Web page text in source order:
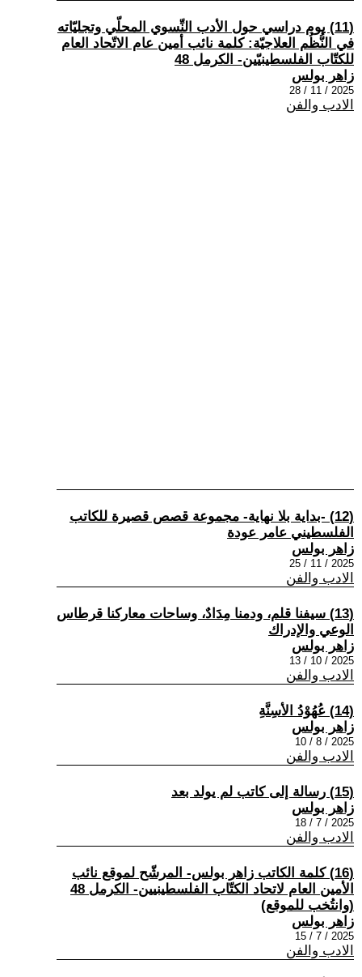
(11) يوم دراسي حول الأدب النِّسوي المحلّي وتجليّاته
في النُّظُم العلاجيّة: كلمة نائب أمين عام الاتّحاد العام
للكتّاب الفلسطينيّين- الكرمل 48
زاهر بولس
2025 / 11 / 28
الادب والفن
(12) -بداية بلا نهاية- مجموعة قصص قصيرة للكاتب
الفلسطيني عامر عودة
زاهر بولس
2025 / 11 / 25
الادب والفن
(13) سيفنا قلم، ودمنا مِدَادٌ، وساحات معاركنا قرطاس
الوعي والإدراك
زاهر بولس
2025 / 10 / 13
الادب والفن
(14) عُهُوْدُ الأسِنَّةِ
زاهر بولس
2025 / 8 / 10
الادب والفن
(15) رسالة إلى كاتب لم يولد بعد
زاهر بولس
2025 / 7 / 18
الادب والفن
(16) كلمة الكاتب زاهر بولس- المرشّح لموقع نائب
الأمين العام لاتحاد الكتّاب الفلسطينيين- الكرمل 48
(وانتُخب للموقع)
زاهر بولس
2025 / 7 / 15
الادب والفن